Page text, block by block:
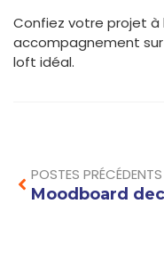
Confiez votre projet à
accompagnement
loft idéal.
POSTES PRÉCÉDENTS